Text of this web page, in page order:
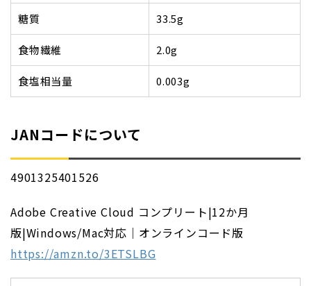
糖質 33.5g
食物繊維 2.0g
食塩相当量 0.003g
JANコードについて
4901325401526
Adobe Creative Cloud コンプリート|12か月
版|Windows/Mac対応｜オンラインコード版
https://amzn.to/3ETSLBG